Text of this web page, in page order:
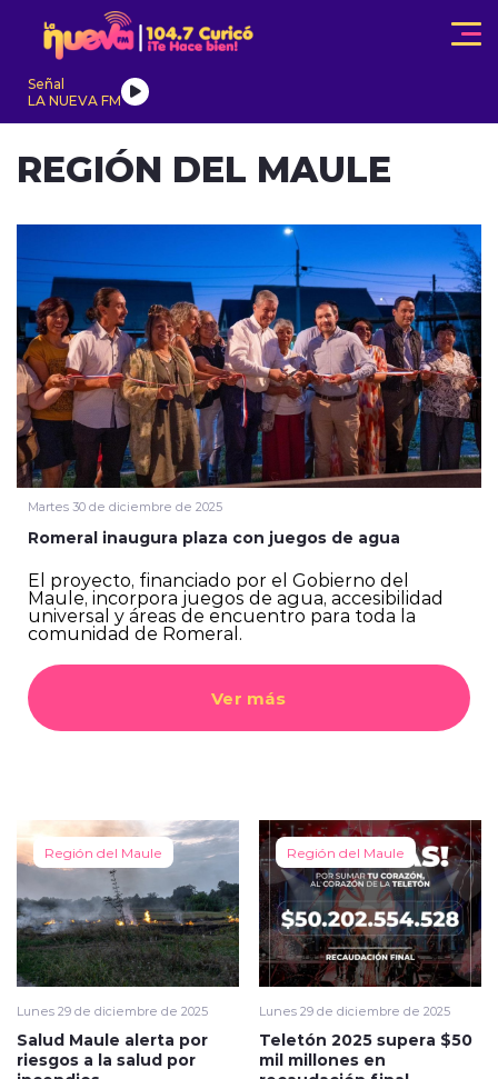
Click acá para ir directamente al contenido
Señal
LA NUEVA FM
ACTUALIDAD TENDENCIASINTERNACIONAL
modo claro
REGIÓN DEL MAULE
Martes 30 de diciembre de 2025
Romeral inaugura plaza con juegos de agua
El proyecto, financiado por el Gobierno del
Maule, incorpora juegos de agua, accesibilidad
universal y áreas de encuentro para toda la
comunidad de Romeral.
Ver más
Región del Maule
Lunes 29 de diciembre de 2025
Salud Maule alerta por
riesgos a la salud por
Región del Maule
Lunes 29 de diciembre de 2025
Teletón 2025 supera $50
mil millones en